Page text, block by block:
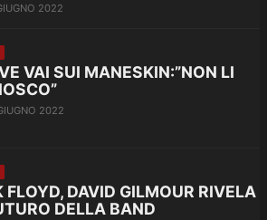
2022
VAI SUI MANESKIN:”NON LI
2022
FLOYD, DAVID GILMOUR RIVELA
DELLA BAND